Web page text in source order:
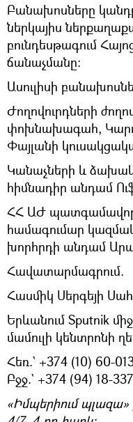
Բանախոսները
ներկայիս
բունդեսթագում
ճանաչմանը։
Ասուլիսի
Ժողովուրդների
փոխնախագահ,
Փայլանի
Կանաչների և
հիմնադիր անդամ
ՀՀ ԱԺ
համագումար
խորհրդի անդամ
Հավատարմագրում.
Հասմիկ Սերգեյի
Երևանում Sputnik
մամուլի կենտրոնի
Հեռ.` +374 (10) 60-
Բջջ.` +374 (94) 18-
«Իմպերիում պլազա»